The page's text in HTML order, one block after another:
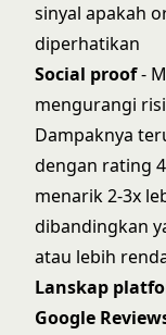
sinyal apakah
diperhatikan
Social proof-
mengurangi
Dampaknya
dengan rating
menarik 2-3x
dibandingkan
atau lebih
Lanskap
Google